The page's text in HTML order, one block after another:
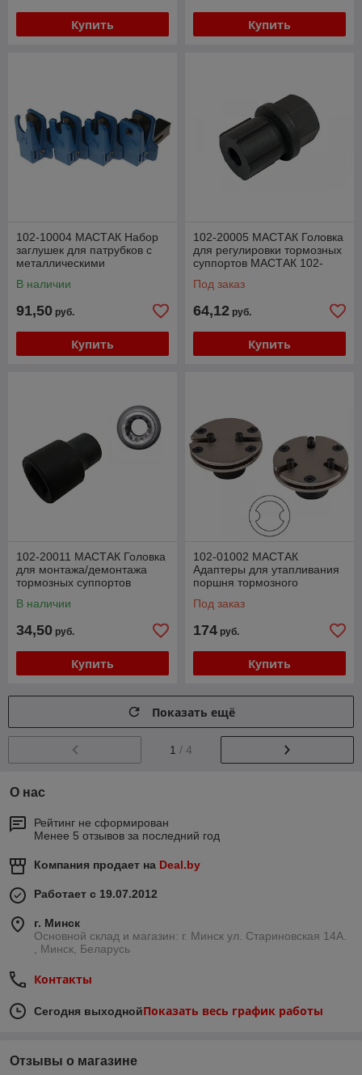
Купить Купить
102-10004 МАСТАК Набор
заглушек для патрубков с
металлическими
МАСТАК 102-10004
В наличии
91,50 руб.
Купить
102-20005 МАСТАК Головка
для регулировки тормозных
суппортов МАСТАК 102-
Под заказ
64,12 руб.
Купить
102-20011 МАСТАК Головка
для монтажа/демонтажа
тормозных суппортов
В наличии
34,50 руб.
Купить
102-01002 МАСТАК
Адаптеры для утапливания
поршня тормозного
01002
Под заказ
174 руб.
Купить
Показать ещё
1 / 4
О нас
Рейтинг не сформирован
Менее 5 отзывов за последний год
Компания продает на Deal.by
Работает с 19.07.2012
г. Минск
Основной склад и магазин: г. Минск ул. Стариновская 14А.
, Минск, Беларусь
Контакты
Сегодня выходнойПоказать весь график работы
Отзывы о магазине